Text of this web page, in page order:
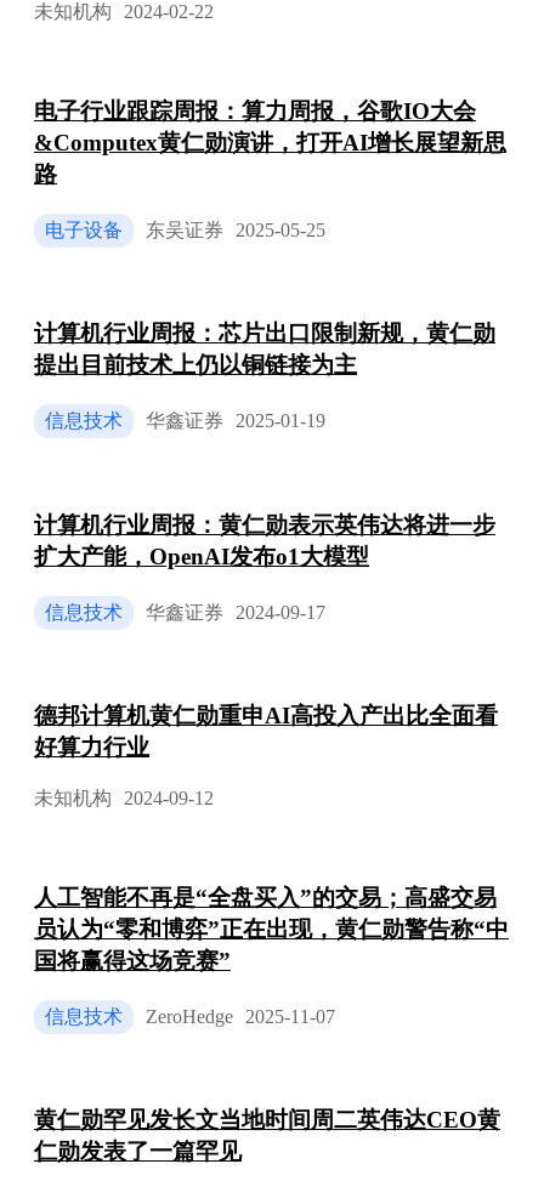
未知机构 2024-02-22
电子行业跟踪周报：算力周报，谷歌IO大会
&Computex黄仁勋演讲，打开AI增长展望新思
路
电子设备 东吴证券 2025-05-25
计算机行业周报：芯片出口限制新规，黄仁勋
提出目前技术上仍以铜链接为主
信息技术 华鑫证券 2025-01-19
计算机行业周报：黄仁勋表示英伟达将进一步
扩大产能，OpenAI发布o1大模型
信息技术 华鑫证券 2024-09-17
德邦计算机黄仁勋重申AI高投入产出比全面看
好算力行业
未知机构 2024-09-12
人工智能不再是“全盘买入”的交易；高盛交易
员认为“零和博弈”正在出现，黄仁勋警告称“中
国将赢得这场竞赛”
信息技术 ZeroHedge 2025-11-07
黄仁勋罕见发长文当地时间周二英伟达CEO黄
仁勋发表了一篇罕见